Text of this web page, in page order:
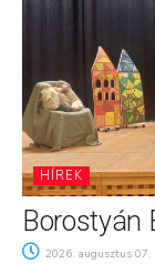
HÍREK
Borostyán
2026. augusztus 07.